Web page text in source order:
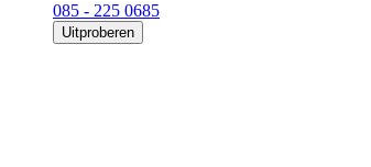
085 - 225 0685
Uitproberen